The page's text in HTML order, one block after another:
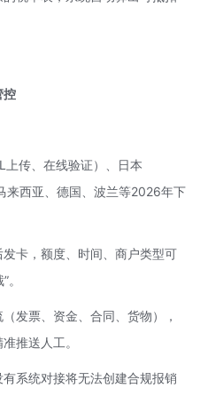
控
传、在线验证）、日本
来西亚、德国、波兰等2026年下
卡，额度、时间、商户类型可
发票、资金、合同、货物），
推送人工。
系统对接将无法创建合规报销